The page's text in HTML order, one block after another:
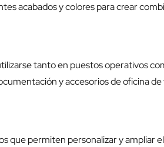
acabados y colores para crear
tanto en puestos operativos
y accesorios de oficina
que permiten personalizar y ampliar